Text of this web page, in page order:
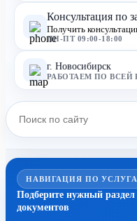
Консультация по
Получить
ПН-ПТ 09:00-18:00
г. Новосибирск
РАБОТАЕМ ПО ВСЕЙ
НАВИГАЦИЯ ПО
Подберите нужный
документов